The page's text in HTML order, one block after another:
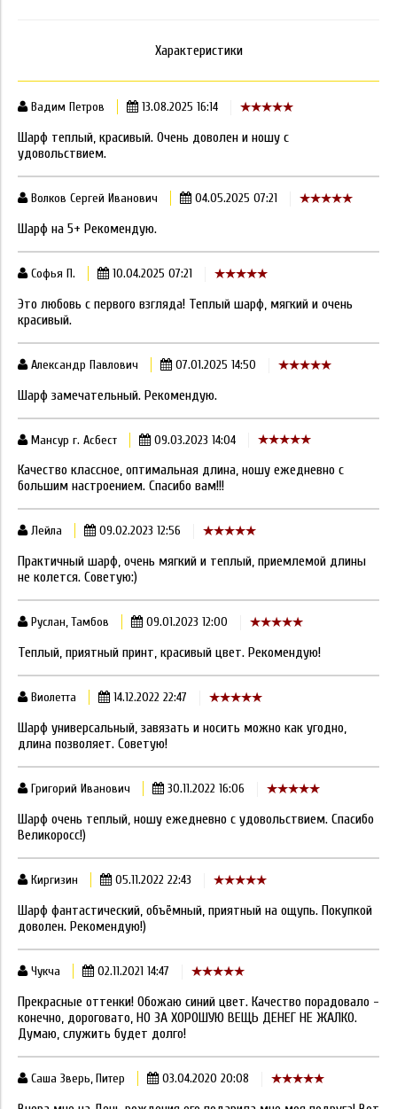
Характеристики
Вадим Петров 13.08.2025 16:14
Шарф теплый, красивый. Очень доволен и ношу с
удовольствием.
Волков Сергей Иванович 04.05.2025 07:21
Шарф на 5+ Рекомендую.
Софья П. 10.04.2025 07:21
Это любовь с первого взгляда! Теплый шарф, мягкий и очень
красивый.
Александр Павлович 07.01.2025 14:50
Шарф замечательный. Рекомендую.
Мансур г. Асбест 09.03.2023 14:04
Качество классное, оптимальная длина, ношу ежедневно с
большим настроением. Спасибо вам!!!
Лейла 09.02.2023 12:56
Практичный шарф, очень мягкий и теплый, приемлемой длины
не колется. Советую:)
Руслан, Тамбов 09.01.2023 12:00
Теплый, приятный принт, красивый цвет. Рекомендую!
Виолетта 14.12.2022 22:47
Шарф универсальный, завязать и носить можно как угодно,
длина позволяет. Советую!
Григорий Иванович 30.11.2022 16:06
Шарф очень теплый, ношу ежедневно с удовольствием. Спасибо
Великоросс!)
Киргизин 05.11.2022 22:43
Шарф фантастический, объёмный, приятный на ощупь. Покупкой
доволен. Рекомендую!)
Чукча 02.11.2021 14:47
Прекрасные оттенки! Обожаю синий цвет. Качество порадовало -
конечно, дороговато, НО ЗА ХОРОШУЮ ВЕЩЬ ДЕНЕГ НЕ ЖАЛКО.
Думаю, служить будет долго!
Саша Зверь, Питер 03.04.2020 20:08